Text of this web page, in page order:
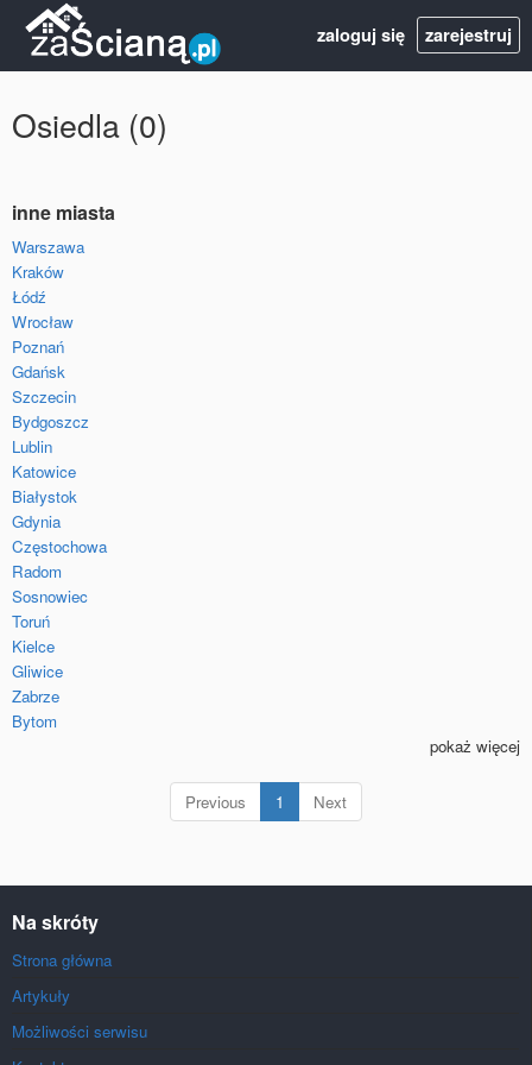
zaloguj się zarejestruj
Osiedla (0)
inne miasta
Warszawa
Kraków
Łódź
Wrocław
Poznań
Gdańsk
Szczecin
Bydgoszcz
Lublin
Katowice
Białystok
Gdynia
Częstochowa
Radom
Sosnowiec
Toruń
Kielce
Gliwice
Zabrze
Bytom
pokaż więcej
Previous 1 (current)
Next
Na skróty
Strona główna
Artykuły
Możliwości serwisu